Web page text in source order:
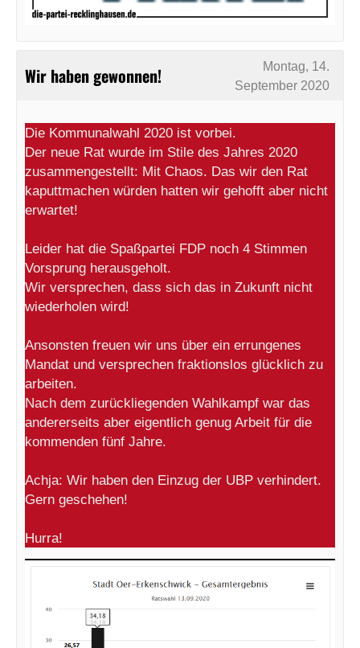
Wir haben gewonnen!
Montag, 14.
September 2020
Die Kommunalwahl 2020 ist vorbei.
Der neue Rat wurde im Stile des Jahres 2020
zusammengestellt: Mit Chaos. Das wir den Rat
kaputtmachen würden hatten wir gehofft aber nicht
erwartet!
Leider hat die Spaßpartei FDP noch 4 Stimmen
Vorsprung herausgeholt.
Wir versprechen, dass sich das in Zukunft nicht
wiederholen wird!
Ansonsten freuen wir uns über ein errungenes
Mandat und versprechen fraktionslos glücklich zu
arbeiten.
Nach dem zurückliegenden Wahlkampf war das
andererseits aber eigentlich genug Arbeit für die
kommenden fünf Jahre.
Achja: Wir haben den Einzug der UBP verhindert.
Gern geschehen!
Hurra!